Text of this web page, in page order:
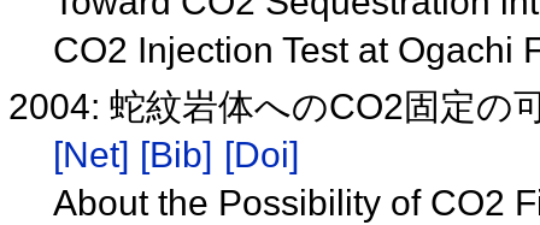
CO2 Injection Test at Ogachi
2004: 蛇紋岩体へのCO2固定の
[Net] [Bib] [Doi]
About the Possibility of CO2